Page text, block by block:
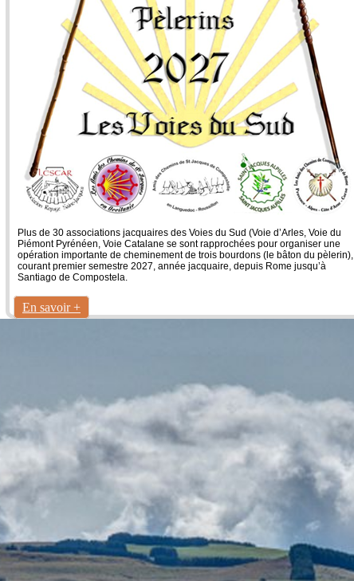
Plus de 30 associations jacquaires des Voies du Sud (Voie d’Arles, Voie du
Piémont Pyrénéen, Voie Catalane se sont rapprochées pour organiser une
opération importante de cheminement de trois bourdons (le bâton du pèlerin),
courant premier semestre 2027, année jacquaire, depuis Rome jusqu’à
Santiago de Compostela.
En savoir +